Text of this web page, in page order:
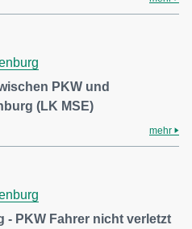
PKW und
(LK MSE)
mehr
- PKW Fahrer nicht verletzt